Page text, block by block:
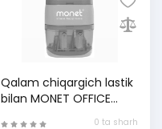
Qalam chiqargich lastik
bilan MONET OFFICE
2ES004, Purple, (1 dona)
0 ta sharh